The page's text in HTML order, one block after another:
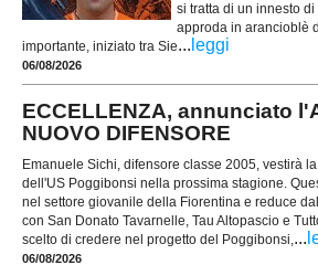
si tratta di un innesto
approda in arancioblè
importante, iniziato tra Sie... leggi
06/08/2026
ECCELLENZA, annunciato
NUOVO DIFENSORE
Emanuele Sichi, difensore classe 2005, vestirà
dell'US Poggibonsi nella prossima stagione.
nel settore giovanile della Fiorentina e reduce
con San Donato Tavarnelle, Tau Altopascio e
scelto di credere nel progetto del Poggibonsi,...
06/08/2026